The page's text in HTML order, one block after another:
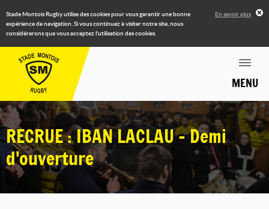
Stade Montois Rugby utilise des cookies pour vous garantir une bonne
expérience de navigation. Si vous continuez à visiter notre site, nous
considérerons que vous acceptez l'utilisation des cookies.
En savoir plus
MENU
RECRUE : IBAN LACLAU - Demi
d'ouverture